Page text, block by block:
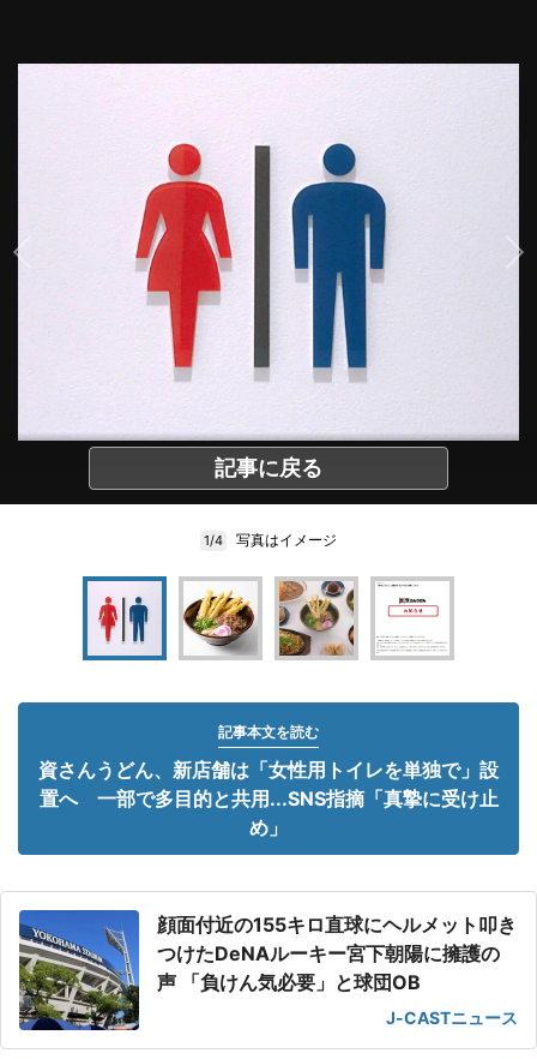
記事に戻る
1/4 写真はイメージ
記事本文を読む
資さんうどん、新店舗は「女性用トイレを単独で」設
置へ 一部で多目的と共用...SNS指摘「真摯に受け止
め」
顔面付近の155キロ直球にヘルメット叩き
つけたDeNAルーキー宮下朝陽に擁護の
声 「負けん気必要」と球団OB
J-CASTニュース